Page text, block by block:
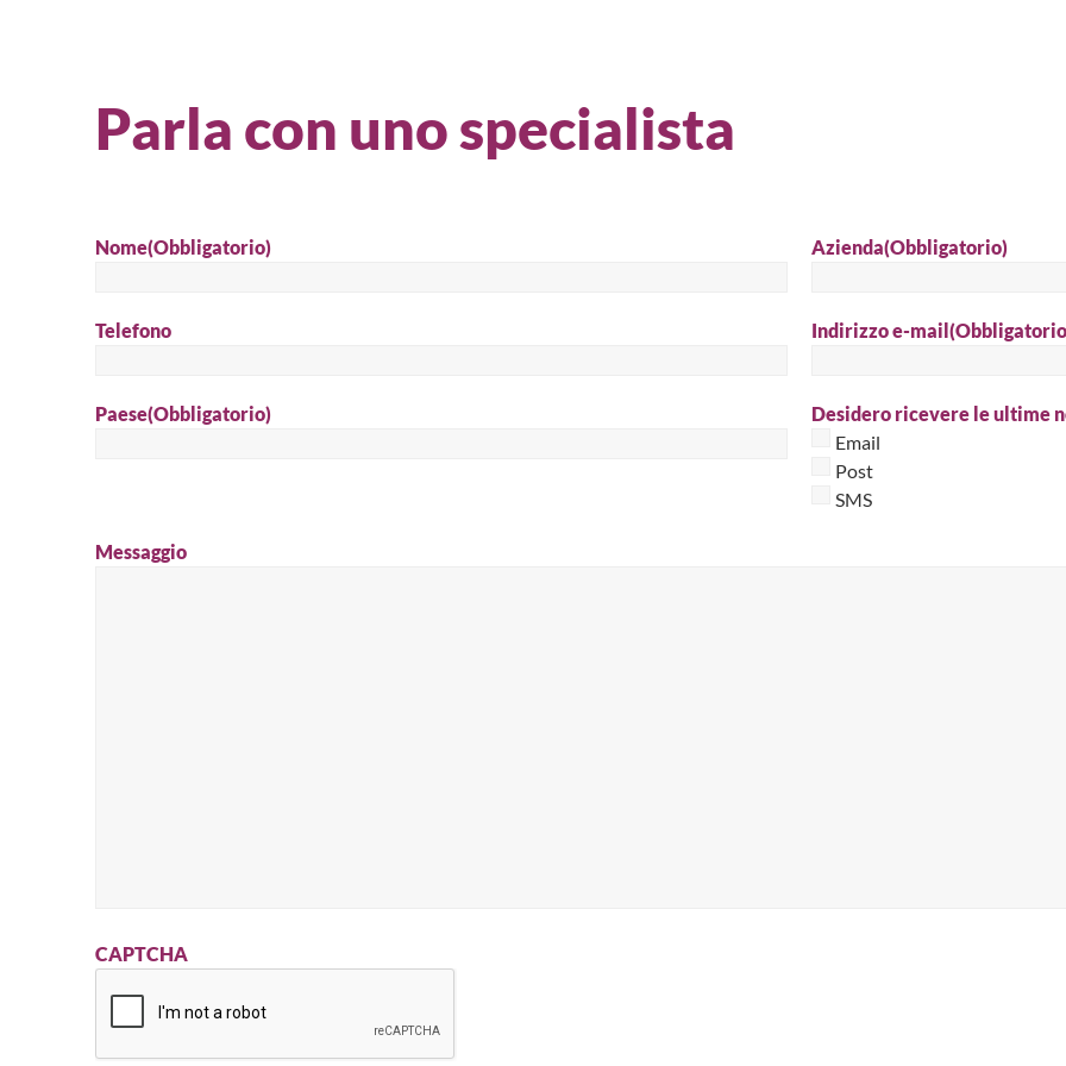
Parla con uno specialista
Nome(Obbligatorio) Azienda(Obbligatorio)
Telefono Indirizzo e-mail
Paese(Obbligatorio)
Desidero ricevere le ultime
Email
Post
SMS
Messaggio
CAPTCHA